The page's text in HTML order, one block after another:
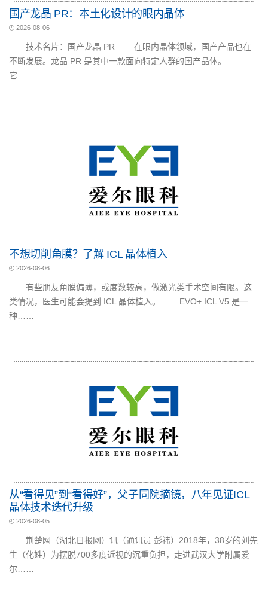
国产龙晶 PR：本土化设计的眼内晶体
2026-08-06
技术名片：国产龙晶 PR 在眼内晶体领域，国产产品也在
不断发展。龙晶 PR 是其中一款面向特定人群的国产晶体。
它……
不想切削角膜？了解 ICL 晶体植入
2026-08-06
有些朋友角膜偏薄，或度数较高，做激光类手术空间有限。这
类情况，医生可能会提到 ICL 晶体植入。 EVO+ ICL V5 是一
种……
从“看得见”到“看得好”，父子同院摘镜，八年见证ICL
晶体技术迭代升级
2026-08-05
荆楚网（湖北日报网）讯（通讯员 彭祎）2018年，38岁的刘先
生（化姓）为摆脱700多度近视的沉重负担，走进武汉大学附属爱
尔……